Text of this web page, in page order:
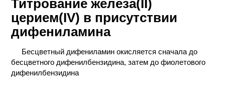
ВРЕДНЫЕ
ФАКТОРЫ
МЕТОДЫ
ПРАКТИЧЕСКОЙ
ХИМИИ
Титрование железа(II)
церием(IV) в присутствии
дифениламина
Бесцветный дифениламин окисляется сначала до
бесцветного дифенилбензидина, затем до фиолетового
дифенилбензидина